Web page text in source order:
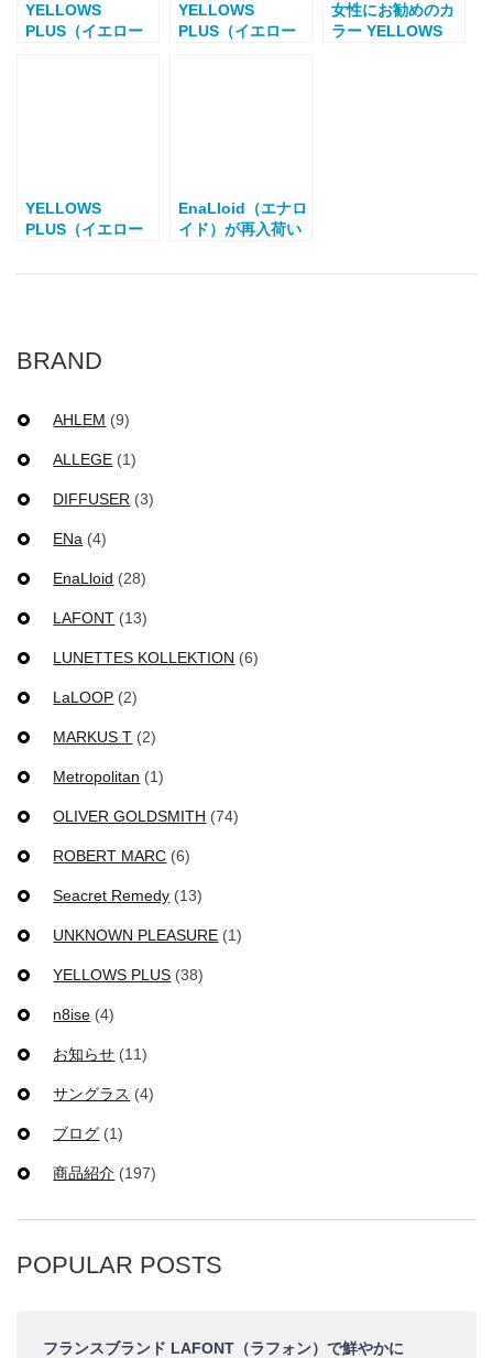
YELLOWS
PLUS（イエロー
YELLOWS
PLUS（イエロー
女性にお勧めのカ
ラー YELLOWS
YELLOWS
PLUS（イエロー
フレーム
EnaLloid（エナロ
イド）が再入荷い
BRAND
AHLEM (9)
ALLEGE (1)
DIFFUSER (3)
ENa (4)
EnaLloid (28)
LAFONT (13)
LUNETTES KOLLEKTION (6)
LaLOOP (2)
MARKUS T (2)
Metropolitan (1)
OLIVER GOLDSMITH (74)
ROBERT MARC (6)
Seacret Remedy (13)
UNKNOWN PLEASURE (1)
YELLOWS PLUS (38)
n8ise (4)
お知らせ (11)
サングラス (4)
ブログ (1)
商品紹介 (197)
POPULAR POSTS
フランスブランド LAFONT（ラフォン）で鮮やかに